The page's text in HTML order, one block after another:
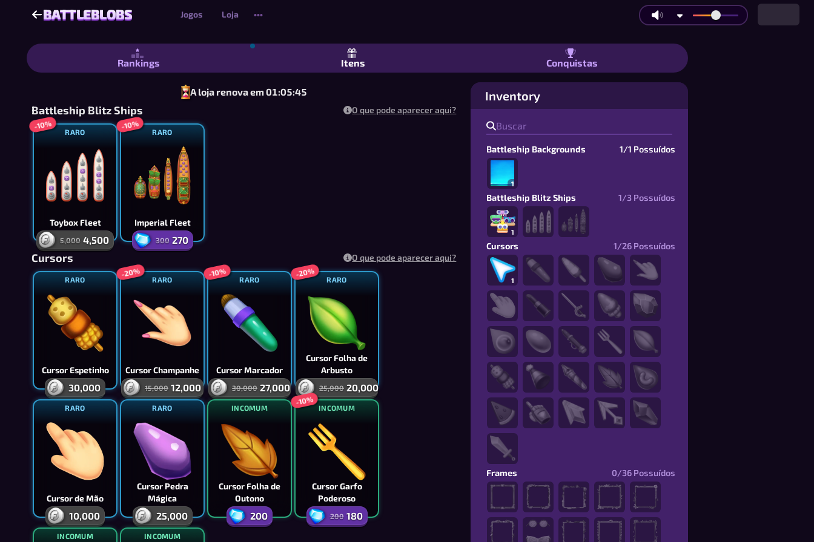
BATTLEBLOBS
BATTLEBLOBS Jogos Loja •••
Battleblobs - Jogo Naval Estilo Batalha Naval Grátis: 1v1 Online ou Chaves de Torneio | Itens
Rankings Itens Conquistas
A loja renova em 01:05:45
Battleship Blitz Ships O que pode aparecer aqui?
RARO
Toybox Fleet
5,000 4,500
-10%
RARO
Imperial Fleet
300 270
-10%
Cursors O que pode aparecer aqui?
RARO
Cursor Espetinho
30,000
RARO
Cursor Champanhe
15,000 12,000
-20%
RARO
Cursor Marcador
30,000 27,000
-10%
RARO
Cursor Folha de
Arbusto
25,000 20,000
-20%
RARO
Cursor de Mão
10,000
RARO
Cursor Pedra
Mágica
25,000
INCOMUM
Cursor Folha de
Outono
200
INCOMUM
Cursor Garfo
Poderoso
200 180
-10%
INCOMUM INCOMUM
Inventory
Battleship Backgrounds 1/1 Possuídos
1
Battleship Blitz Ships 1/3 Possuídos
1
Cursors 1/26 Possuídos
1
Frames 0/36 Possuídos